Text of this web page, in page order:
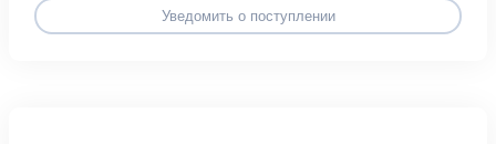
Уведомить о поступлении